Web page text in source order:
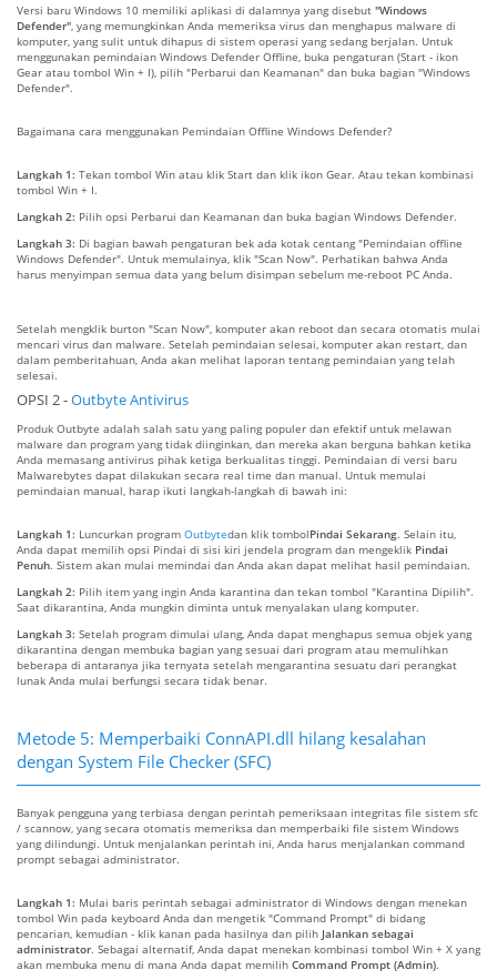
Versi baru Windows 10 memiliki aplikasi di dalamnya yang disebut "Windows
Defender" , yang memungkinkan Anda memeriksa virus dan menghapus malware di
komputer, yang sulit untuk dihapus di sistem operasi yang sedang berjalan. Untuk
menggunakan pemindaian Windows Defender Offline, buka pengaturan (Start - ikon
Gear atau tombol Win + I), pilih "Perbarui dan Keamanan" dan buka bagian "Windows
Defender".
Bagaimana cara menggunakan Pemindaian Offline Windows Defender?
Langkah 1: Tekan tombol Win atau klik Start dan klik ikon Gear. Atau tekan kombinasi
tombol Win + I.
Langkah 2: Pilih opsi Perbarui dan Keamanan dan buka bagian Windows Defender.
Langkah 3: Di bagian bawah pengaturan bek ada kotak centang "Pemindaian offline
Windows Defender". Untuk memulainya, klik "Scan Now". Perhatikan bahwa Anda
harus menyimpan semua data yang belum disimpan sebelum me-reboot PC Anda.
Setelah mengklik burton "Scan Now", komputer akan reboot dan secara otomatis mulai
mencari virus dan malware. Setelah pemindaian selesai, komputer akan restart, dan
dalam pemberitahuan, Anda akan melihat laporan tentang pemindaian yang telah
selesai.
OPSI 2 -Outbyte Antivirus
Produk Outbyte adalah salah satu yang paling populer dan efektif untuk melawan
malware dan program yang tidak diinginkan, dan mereka akan berguna bahkan ketika
Anda memasang antivirus pihak ketiga berkualitas tinggi. Pemindaian di versi baru
Malwarebytes dapat dilakukan secara real time dan manual. Untuk memulai
pemindaian manual, harap ikuti langkah-langkah di bawah ini:
Langkah 1: Luncurkan program Outbytedan klik tombolPindai Sekarang. Selain itu,
Anda dapat memilih opsi Pindai di sisi kiri jendela program dan mengeklik Pindai
Penuh. Sistem akan mulai memindai dan Anda akan dapat melihat hasil pemindaian.
Langkah 2: Pilih item yang ingin Anda karantina dan tekan tombol "Karantina Dipilih".
Saat dikarantina, Anda mungkin diminta untuk menyalakan ulang komputer.
Langkah 3: Setelah program dimulai ulang, Anda dapat menghapus semua objek yang
dikarantina dengan membuka bagian yang sesuai dari program atau memulihkan
beberapa di antaranya jika ternyata setelah mengarantina sesuatu dari perangkat
lunak Anda mulai berfungsi secara tidak benar.
Metode 5: Memperbaiki ConnAPI.dll hilang kesalahan
dengan System File Checker (SFC)
Banyak pengguna yang terbiasa dengan perintah pemeriksaan integritas file sistem sfc
/ scannow, yang secara otomatis memeriksa dan memperbaiki file sistem Windows
yang dilindungi. Untuk menjalankan perintah ini, Anda harus menjalankan command
prompt sebagai administrator.
Langkah 1: Mulai baris perintah sebagai administrator di Windows dengan menekan
tombol Win pada keyboard Anda dan mengetik "Command Prompt" di bidang
pencarian, kemudian - klik kanan pada hasilnya dan pilih Jalankan sebagai
administrator. Sebagai alternatif, Anda dapat menekan kombinasi tombol Win + X yang
akan membuka menu di mana Anda dapat memilih Command Prompt (Admin).